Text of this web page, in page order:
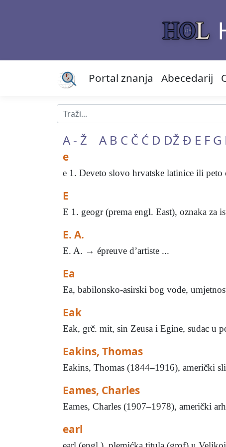
Portal znanja Abecedarij
A - Ž A B C Č Ć D DŽ Đ E F G
e
e 1. Deveto slovo hrvatske latinice ili
E
E 1. geogr (prema engl. East), oznaka za
E. A.
E. A. → épreuve d’artiste ...
Ea
Ea, babilonsko-asirski bog vode,
Eak
Eak, grč. mit, sin Zeusa i Egine, sudac u
Eakins, Thomas
Eakins, Thomas (1844–1916), američki
Eames, Charles
Eames, Charles (1907–1978), američki
earl